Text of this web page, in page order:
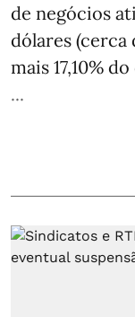
de negócios
dólares (cerca
mais 17,10%
...